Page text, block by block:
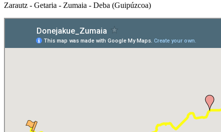
Zarautz - Getaria - Zumaia - Deba (Guipúzcoa)